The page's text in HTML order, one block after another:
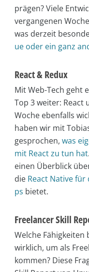
prägen? Viele
vergangenen
was derzeit
ue oder ein ganz
React & Redux
Mit Web-Tech geht
Top 3 weiter: React
Woche ebenfalls
haben wir mit
gesprochen, was
mit React zu tun hat
einen Überblick
die React Native für
ps bietet.
Freelancer Skill
Welche
wirklich, um als
kommen? Diese